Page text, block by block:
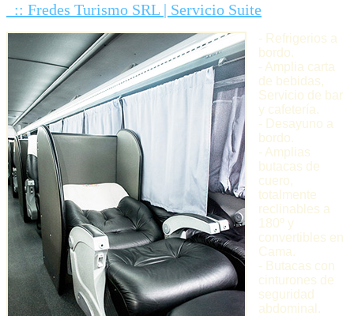
:: Fredes Turismo SRL | Servicio Suite
- Refrigerios a
bordo.
- Amplia carta
de bebidas,
Servicio de bar
y cafetería.
- Desayuno a
bordo.
- Amplias
butacas de
cuero,
totalmente
reclinables a
180º y
convertibles en
Cama.
- Butacas con
cinturones de
seguridad
abdominal.